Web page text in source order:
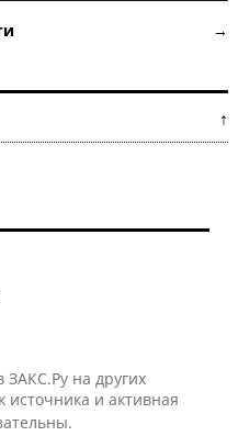
новости →
↑
на других
источника и активная